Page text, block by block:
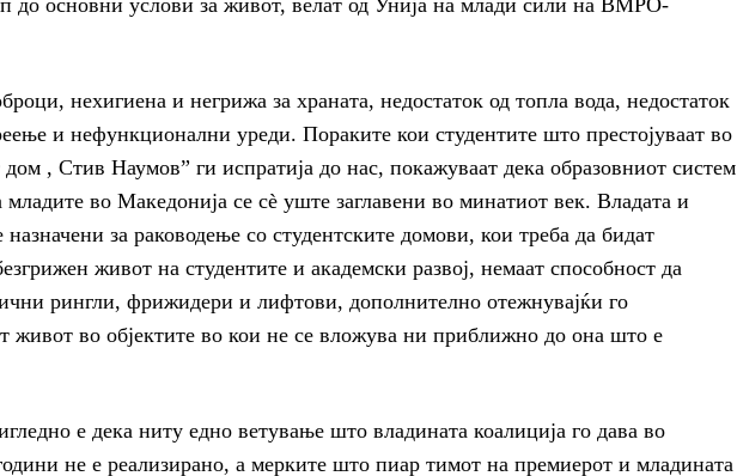
до основни услови за живот, велат од Унија на млади сили на ВМРО-
нехигиена и негрижа за храната, недостаток од топла вода, недостаток
и нефункционални уреди. Пораките кои студентите што престојуваат во
дом , Стив Наумов” ги испратија до нас, покажуваат дека образовниот систем
младите во Македонија се сѐ уште заглавени во минатиот век. Владата и
назначени за раководење со студентските домови, кои треба да бидат
живот на студентите и академски развој, немаат способност да
рингли, фрижидери и лифтови, дополнително отежнувајќи го
живот во објектите во кои не се вложува ни приближно до она што е
е дека ниту едно ветување што владината коалиција го дава во
не е реализирано, а мерките што пиар тимот на премиерот и младината